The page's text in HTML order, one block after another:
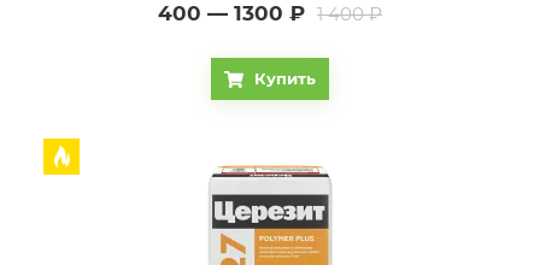
400 — 1300 ₽ 1 400 ₽
Купить